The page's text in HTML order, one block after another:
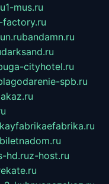
1-mus.ru
factory.ru
bandamn.ru
darksand.ru
cityhotel.ru
spb.ru
biletnadom.ru
hd.ruz-host.ru